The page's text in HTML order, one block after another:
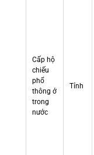
Cấp hộ
chiếu
phổ
thông ở
trong
nước
Tỉnh